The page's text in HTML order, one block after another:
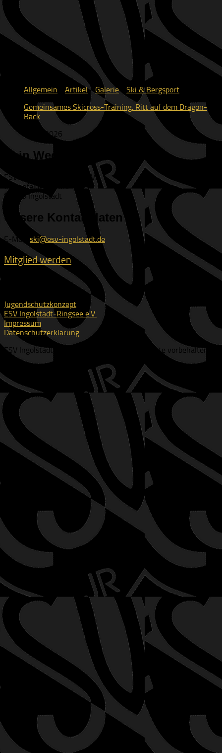
Allgemein Artikel/ Galerie/ Ski & Bergsport
Gemeinsames Skicross-Training: Ritt auf dem Dragon-
Back
13.04.2026
Dein Weg zu uns
ESV Ingolstadt-Ringsee e.V.
Geisenfelder Straße 1
85053 Ingolstadt
Unsere Kontaktdaten
E-Mail: ski@esv-ingolstadt.de
Mitglied werden
Rechtliches
Jugendschutzkonzept
ESV Ingolstadt-Ringsee e.V.
Impressum
Datenschutzerklärung
ESV Ingolstadt-Ringsee e.V. © 2026. Alle Rechte vorbehalten.